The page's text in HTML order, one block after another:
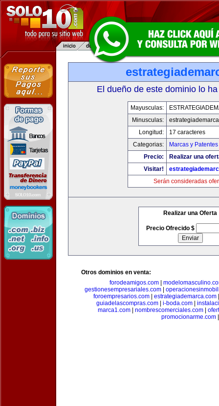
El dueño de este dominio lo
Mayusculas:
Minusculas:
Longitud:
17 caracteres
Categorias:
Marcas y Patentes
Precio:
Realizar una
Visitar!
Serán consideradas
Realizar una Oferta
Precio Ofrecido $
Otros dominios en venta:
forodeamigos.com
gestionesempresariales.com
foroempresarios.com| estrategiademarca.com
guiadelascompras.com
i-boda.com
marca1.com| nombrescomerciales.com|
promocionarme.com